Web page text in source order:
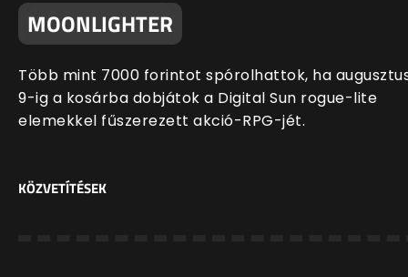
MOONLIGHTER
Több mint 7000 forintot spórolhattok, ha
9-ig a kosárba dobjátok a Digital Sun rogue-lite
elemekkel fűszerezett akció-RPG-jét.
KÖZVETÍTÉSEK